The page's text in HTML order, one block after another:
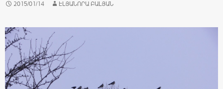
2015/01/14 ԷԼՅԱՆՈՐԱ ԲԱԼՅԱՆ